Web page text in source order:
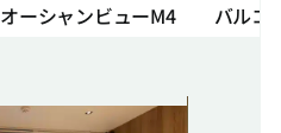
オーシャンビューM4 バルコ